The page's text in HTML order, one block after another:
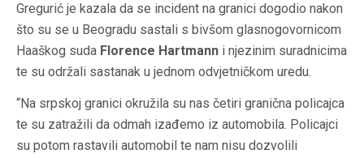
Gregurić je kazala da se incident na granici dogodio nakon
što su se u Beogradu sastali s bivšom glasnogovornicom
Haaškog suda Florence Hartmann i njezinim suradnicima
te su održali sastanak u jednom odvjetničkom uredu.
“Na srpskoj granici okružila su nas četiri granična policajca
te su zatražili da odmah izađemo iz automobila. Policajci
su potom rastavili automobil te nam nisu dozvolili